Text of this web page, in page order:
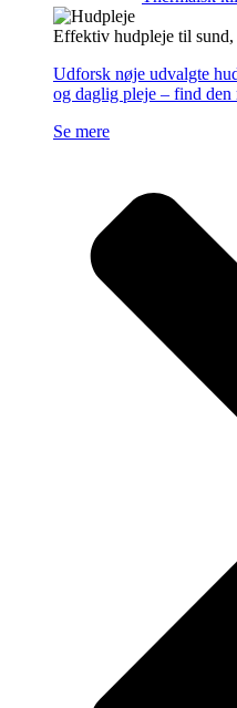
Effektiv hudpleje til sund,
Udforsk nøje udvalgte
og daglig pleje – find
Se mere